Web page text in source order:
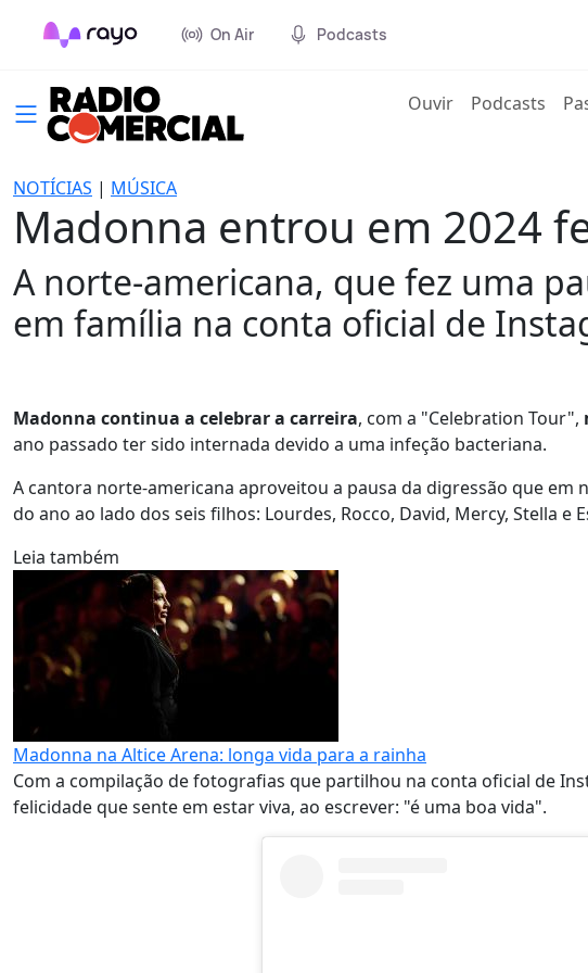
On Air Podcasts
Ouvir(current)
Podcasts
NOTÍCIAS | MÚSICA
Madonna entrou em 2024
A norte-americana, que fez uma
em família na conta oficial de
Madonna continua a celebrar a carreira, com a "Celebration Tour",
ano passado ter sido internada devido a uma infeção bacteriana.
A cantora norte-americana aproveitou a pausa da digressão que em
do ano ao lado dos seis filhos: Lourdes, Rocco, David, Mercy, Stella e
Leia também
Madonna na Altice Arena: longa vida para a rainha
Com a compilação de fotografias que partilhou na conta oficial de
felicidade que sente em estar viva, ao escrever: "é uma boa vida".